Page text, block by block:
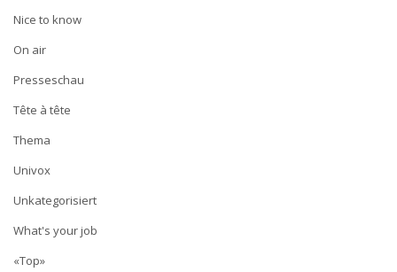
Nice to know
On air
Presseschau
Tête à tête
Thema
Univox
Unkategorisiert
What's your job
«Top»